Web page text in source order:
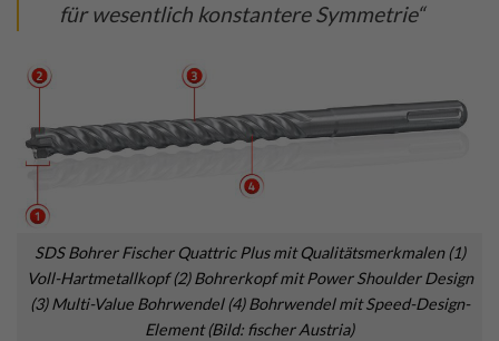
für wesentlich konstantere Symmetrie“
SDS Bohrer Fischer Quattric Plus mit Qualitätsmerkmalen (1)
Voll-Hartmetallkopf (2) Bohrerkopf mit Power Shoulder Design
(3) Multi-Value Bohrwendel (4) Bohrwendel mit Speed-Design-
Element (Bild: fischer Austria)